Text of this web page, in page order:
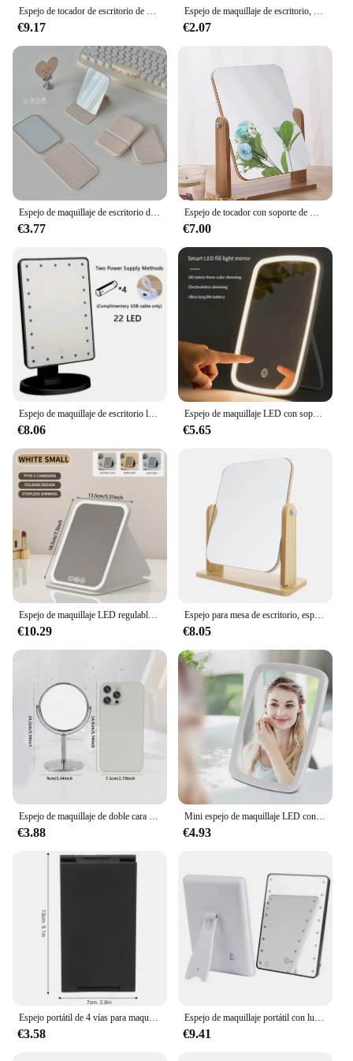
Espejo de tocador de escritorio de nicho, espejo de maquillaje LED con luz de 3 colores, espejo táctil, espejo de tocador para dormitorio de mujer
€9.17
Espejo de maquillaje de escritorio, Color sólido, cuero PU, Simple, portátil, espejo de maquillaje plegable, compacto para estudiantes, bonito espejo de bolsillo
€2.07
Espejo de maquillaje de escritorio de cuero PU de Color sólido, espejo de maquillaje de mano portátil Simple, espejo de bolsillo plegable compacto para estudiantes, lindo
€3.77
Espejo de tocador con soporte de madera Natural, espejo de aumento giratorio de 1x360 grados, portátil, para mesa y encimera, Baño
€7.00
€8.06
Espejo de maquillaje LED con soporte, espejo de escritorio plegable, compacto, cuadrado, blanco, cosmético de viaje con luz
€5.65
€10.29
Espejo para mesa de escritorio, espejos de tocador de maquillaje, taburete cuadrado de comedor
€8.05
€3.88
Mini espejo de maquillaje LED con soporte, plegable, compacto, blanco, cuadrado, de viaje, batería seca ligera y enchufe USB
€4.93
€3.58 €9.41